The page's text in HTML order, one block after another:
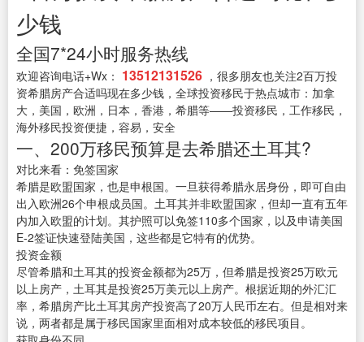
少钱
全国7*24小时服务热线
欢迎咨询电话+Wx： 13512131526 ，很多朋友也关注2百万投
资希腊房产合适吗现在多少钱，全球投资移民于热点城市：加拿
大，美国，欧洲，日本，香港，希腊等——投资移民，工作移民，
海外移民投资便捷，容易，安全
一、200万移民预算是去希腊还土耳其?
对比来看：免签国家
希腊是欧盟国家，也是申根国。一旦获得希腊永居身份，即可自由
出入欧洲26个申根成员国。土耳其并非欧盟国家，但却一直有五年
内加入欧盟的计划。其护照可以免签110多个国家，以及申请美国
E-2签证快速登陆美国，这些都是它特有的优势。
投资金额
尽管希腊和土耳其的投资金额都为25万，但希腊是投资25万欧元
以上房产，土耳其是投资25万美元以上房产。根据近期的外汇汇
率，希腊房产比土耳其房产投资高了20万人民币左右。但是相对来
说，两者都是属于移民国家里面相对成本较低的移民项目。